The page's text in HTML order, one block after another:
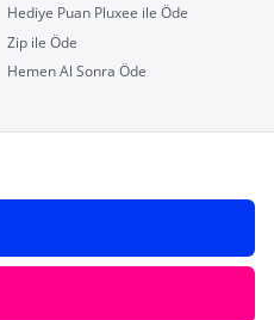
Hediye Puan Pluxee ile Öde
Zip ile Öde
Hemen Al Sonra Öde